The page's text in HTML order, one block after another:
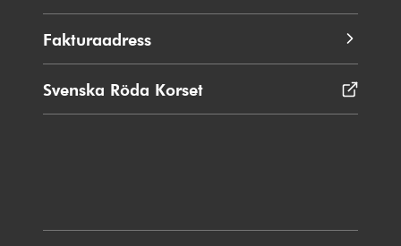
Fakturaadress
Svenska Röda Korset
i